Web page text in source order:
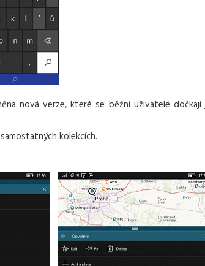
nová verze, které se běžní uživatelé dočkají
kolekcích.